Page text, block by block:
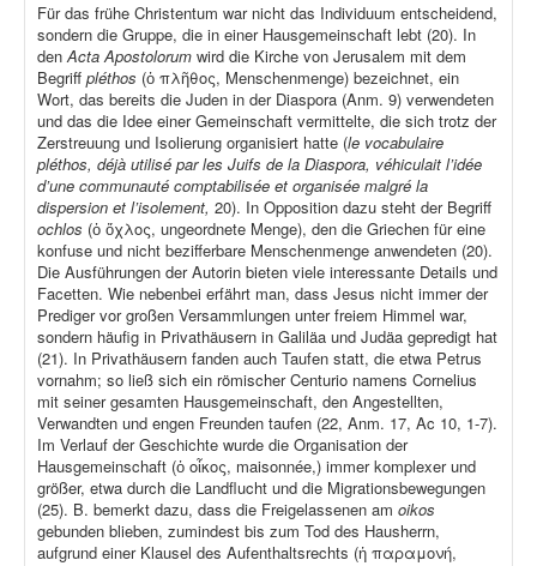
Für das frühe Christentum war nicht das Individuum entscheidend,
sondern die Gruppe, die in einer Hausgemeinschaft lebt (20). In
denActa Apostolorum wird die Kirche von Jerusalem mit dem
Begriff pléthos (ὁ πλῆθος, Menschenmenge) bezeichnet, ein
Wort, das bereits die Juden in der Diaspora (Anm. 9) verwendeten
und das die Idee einer Gemeinschaft vermittelte, die sich trotz der
Zerstreuung und Isolierung organisiert hatte (le vocabulaire
pléthos, déjà utilisé par les Juifs de la Diaspora, véhiculait l’idée
d’une communauté comptabilisée et organisée malgré la
dispersion et l’isolement, 20). In Opposition dazu steht der Begriff
ochlos (ὁ ὄχλος, ungeordnete Menge), den die Griechen für eine
konfuse und nicht bezifferbare Menschenmenge anwendeten (20).
Die Ausführungen der Autorin bieten viele interessante Details und
Facetten. Wie nebenbei erfährt man, dass Jesus nicht immer der
Prediger vor großen Versammlungen unter freiem Himmel war,
sondern häufig in Privathäusern in Galiläa und Judäa gepredigt hat
(21). In Privathäusern fanden auch Taufen statt, die etwa Petrus
vornahm; so ließ sich ein römischer Centurio namens Cornelius
mit seiner gesamten Hausgemeinschaft, den Angestellten,
Verwandten und engen Freunden taufen (22, Anm. 17, Ac 10, 1-7).
Im Verlauf der Geschichte wurde die Organisation der
Hausgemeinschaft (ὁ οἶκος, maisonnée,) immer komplexer und
größer, etwa durch die Landflucht und die Migrationsbewegungen
(25). B. bemerkt dazu, dass die Freigelassenen am oikos
gebunden blieben, zumindest bis zum Tod des Hausherrn,
aufgrund einer Klausel des Aufenthaltsrechts (ἡ παραμονή,